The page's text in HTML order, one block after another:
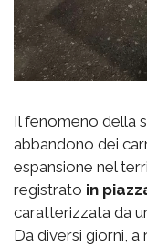
Il fenomeno della
abbandono dei
espansione nel
registrato in
caratterizzata da
Da diversi giorni,